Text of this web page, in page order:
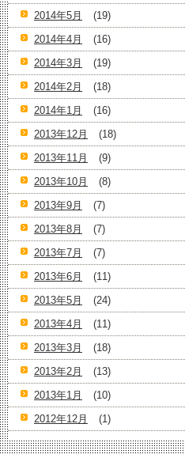
2014年5月
(19)
2014年4月
(16)
2014年3月
(19)
2014年2月
(18)
2014年1月
(16)
2013年12月
(18)
2013年11月
(9)
2013年10月
(8)
2013年9月
(7)
2013年8月
(7)
2013年7月
(7)
2013年6月
(11)
2013年5月
(24)
2013年4月
(11)
2013年3月
(18)
2013年2月
(13)
2013年1月
(10)
2012年12月
(1)